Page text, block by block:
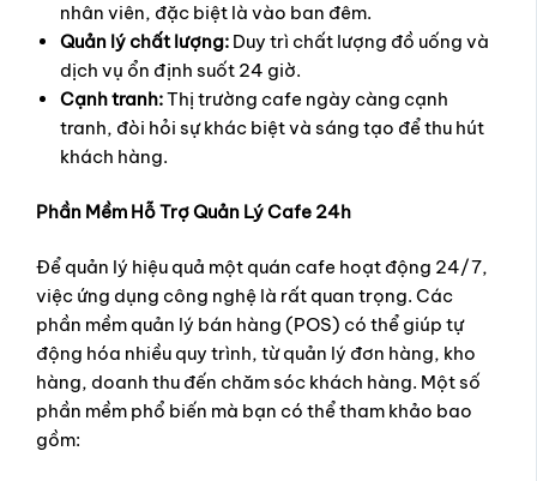
nhân viên, đặc biệt là vào ban đêm.
Quản lý chất lượng: Duy trì chất lượng đồ uống và
dịch vụ ổn định suốt 24 giờ.
Cạnh tranh:Thị trường cafe ngày càng cạnh
tranh, đòi hỏi sự khác biệt và sáng tạo để thu hút
khách hàng.
Phần Mềm Hỗ Trợ Quản Lý Cafe 24h
Để quản lý hiệu quả một quán cafe hoạt động 24/7,
việc ứng dụng công nghệ là rất quan trọng. Các
phần mềm quản lý bán hàng (POS) có thể giúp tự
động hóa nhiều quy trình, từ quản lý đơn hàng, kho
hàng, doanh thu đến chăm sóc khách hàng. Một số
phần mềm phổ biến mà bạn có thể tham khảo bao
gồm: